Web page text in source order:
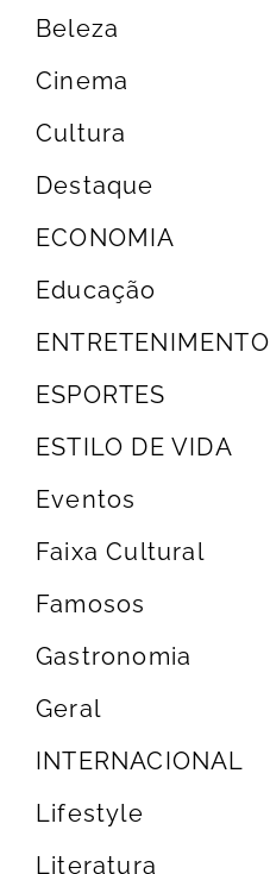
Beleza
Cinema
Cultura
Destaque
ECONOMIA
Educação
ENTRETENIMENTO
ESPORTES
ESTILO DE VIDA
Eventos
Faixa Cultural
Famosos
Gastronomia
Geral
INTERNACIONAL
Lifestyle
Literatura